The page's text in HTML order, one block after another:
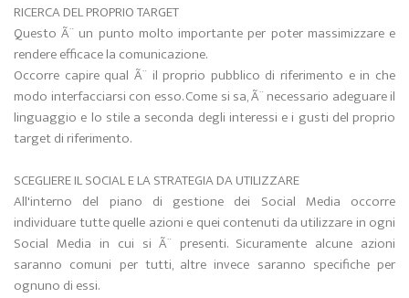
RICERCA DEL PROPRIO TARGET
Questo Ã¨ un punto molto importante per poter massimizzare e
rendere efficace la comunicazione.
Occorre capire qual Ã¨ il proprio pubblico di riferimento e in che
modo interfacciarsi con esso. Come si sa, Ã¨ necessario adeguare il
linguaggio e lo stile a seconda degli interessi e i gusti del proprio
target di riferimento.
SCEGLIERE IL SOCIAL E LA STRATEGIA DA UTILIZZARE
All'interno del piano di gestione dei Social Media occorre
individuare tutte quelle azioni e quei contenuti da utilizzare in ogni
Social Media in cui si Ã¨ presenti. Sicuramente alcune azioni
saranno comuni per tutti, altre invece saranno specifiche per
ognuno di essi.